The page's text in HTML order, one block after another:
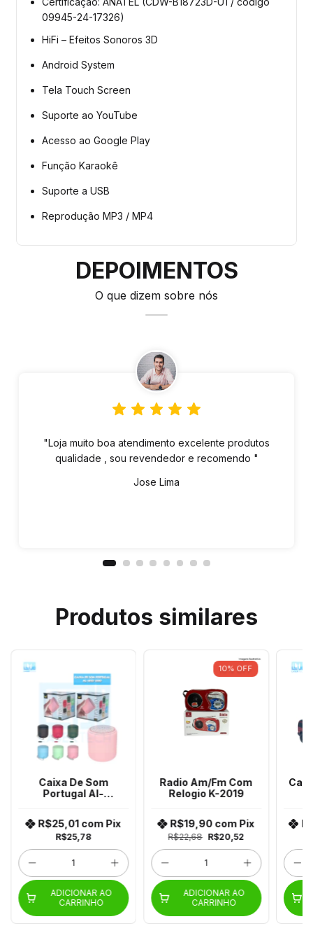
09945-24-17326)
HiFi – Efeitos Sonoros 3D
Android System
Tela Touch Screen
Suporte ao YouTube
Acesso ao Google Play
Função Karaokê
Suporte a USB
Reprodução MP3 / MP4
DEPOIMENTOS
O que dizem sobre nós
"Loja muito boa atendimento excelente produtos
qualidade , sou revendedor e recomendo "
Jose Lima
Produtos similares
Caixa De Som
Portugal Al-
R$25,78
R$25,01 com Pix
ADICIONAR AO
CARRINHO
10% OFF
Radio Am/Fm Com
Relogio K-2019
R$22,68 R$20,52
R$19,90 com Pix
ADICIONAR AO
CARRINHO